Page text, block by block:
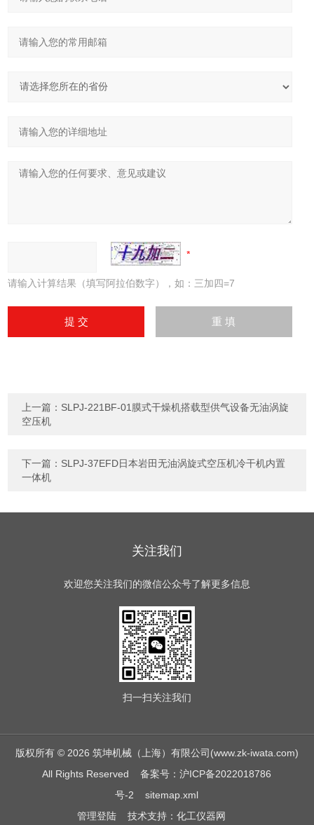
请输入计算结果（填写阿拉伯数字），如：三加四=7
上一篇： SLPJ-221BF-01膜式干燥机搭载型供气设备无油涡旋
空压机
下一篇： SLPJ-37EFD日本岩田无油涡旋式空压机冷干机内置
一体机
关注我们
欢迎您关注我们的微信公众号了解更多信息
扫一扫关注我们
版权所有 © 2026 筑坤机械（上海）有限公司(www.zk-iwata.com)
All Rights Reserved备案号：沪ICP备2022018786
号-2
sitemap.xml
管理登陆技术支持： 化工仪器网